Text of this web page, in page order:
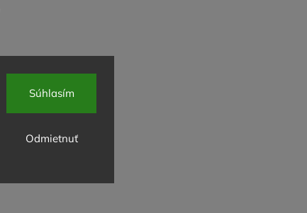
Odmietnuť
Súhlasím